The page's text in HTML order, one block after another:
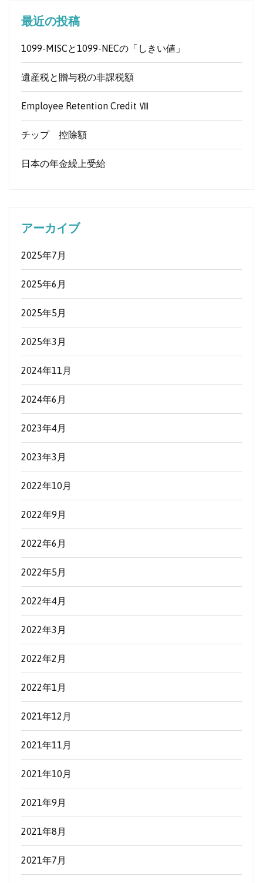
最近の投稿
1099-MISCと1099-NECの「しきい値」
遺産税と贈与税の非課税額
Employee Retention Credit Ⅷ
チップ 控除額
日本の年金繰上受給
アーカイブ
2025年7月
2025年6月
2025年5月
2025年3月
2024年11月
2024年6月
2023年4月
2023年3月
2022年10月
2022年9月
2022年6月
2022年5月
2022年4月
2022年3月
2022年2月
2022年1月
2021年12月
2021年11月
2021年10月
2021年9月
2021年8月
2021年7月